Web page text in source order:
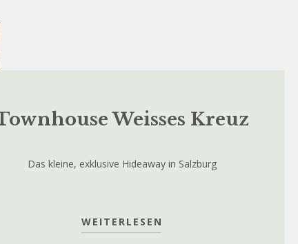
Weisses Kreuz
Das kleine, exklusive Hideaway in Salzburg
WEITERLESEN